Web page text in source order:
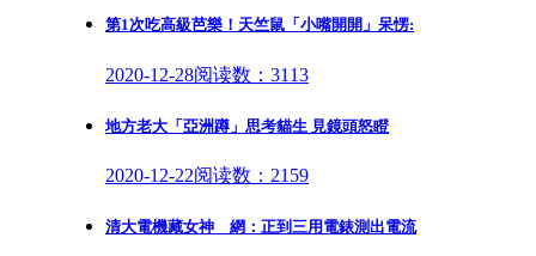
第1次吃高級芭樂！天竺鼠「小嘴開開」呆愣:
2020-12-28阅读数：3113
地方老大「亞洲蹲」思考貓生 見鏡頭怒瞪
2020-12-22阅读数：2159
清大電機藏女神 網：正到三用電錶測出電流